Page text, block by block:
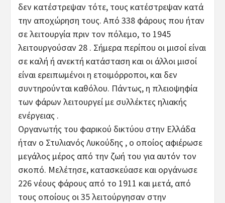
δεν κατέστρεψαν τότε, τους κατέστρεψαν κατά
την αποχώρηση τους. Από 338 φάρους που ήταν
σε λειτουργία πριν τον πόλεμο, το 1945
λειτουργούσαν 28 . Σήμερα περίπου οι μισοί είναι
σε καλή ή ανεκτή κατάσταση και οι άλλοι μισοί
είναι ερειπωμένοι η ετοιμόρροποι, και δεν
συντηρούνται καθόλου. Πάντως, η πλειοψηφία
των φάρων λειτουργεί με συλλέκτες ηλιακής
ενέργειας .
Οργανωτής του φαρικού δικτύου στην Ελλάδα
ήταν ο Στυλιανός Λυκούδης , ο οποίος αφιέρωσε
μεγάλος μέρος από την ζωή του για αυτόν τον
σκοπό. Μελέτησε, κατασκεύασε και οργάνωσε
226 νέους φάρους από το 1911 και μετά, από
τους οποίους οι 35 λειτούργησαν στην